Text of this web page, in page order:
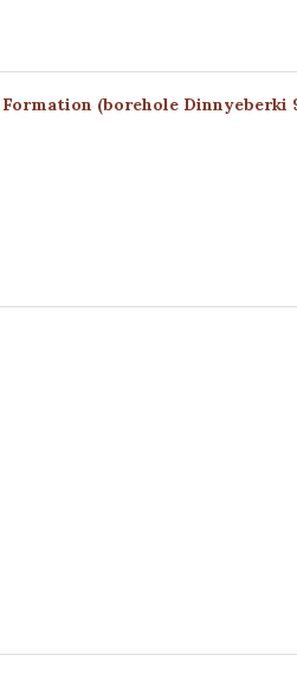
(borehole Dinnyeberki